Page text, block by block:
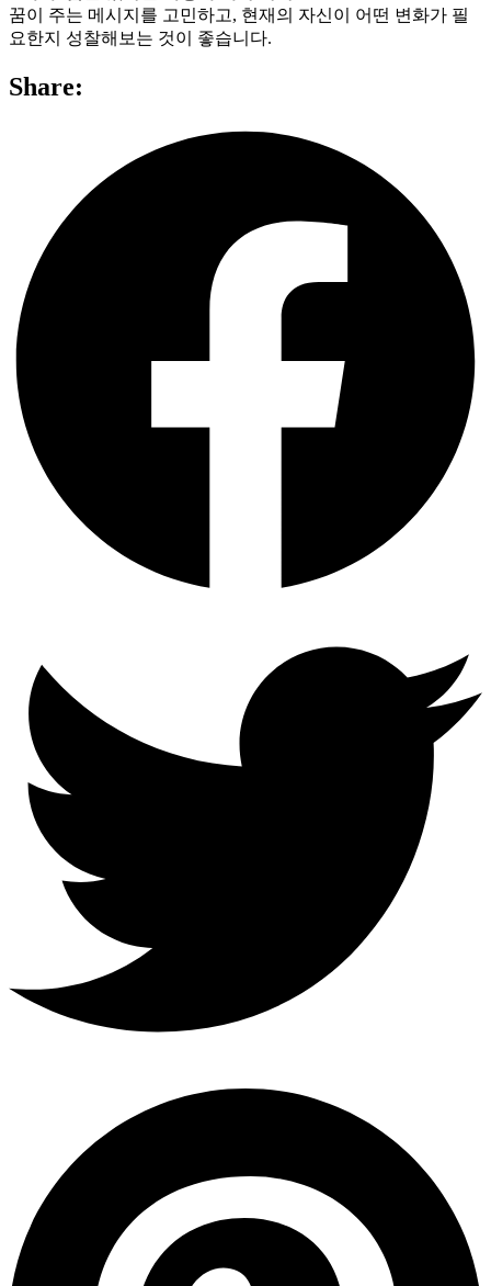
꿈이 주는 메시지를 고민하고, 현재의 자신이 어떤 변화가 필
요한지 성찰해보는 것이 좋습니다.
Share: